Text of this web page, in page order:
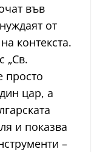
във
от
контекста.
„Св.
просто
цар, а
и показва
–